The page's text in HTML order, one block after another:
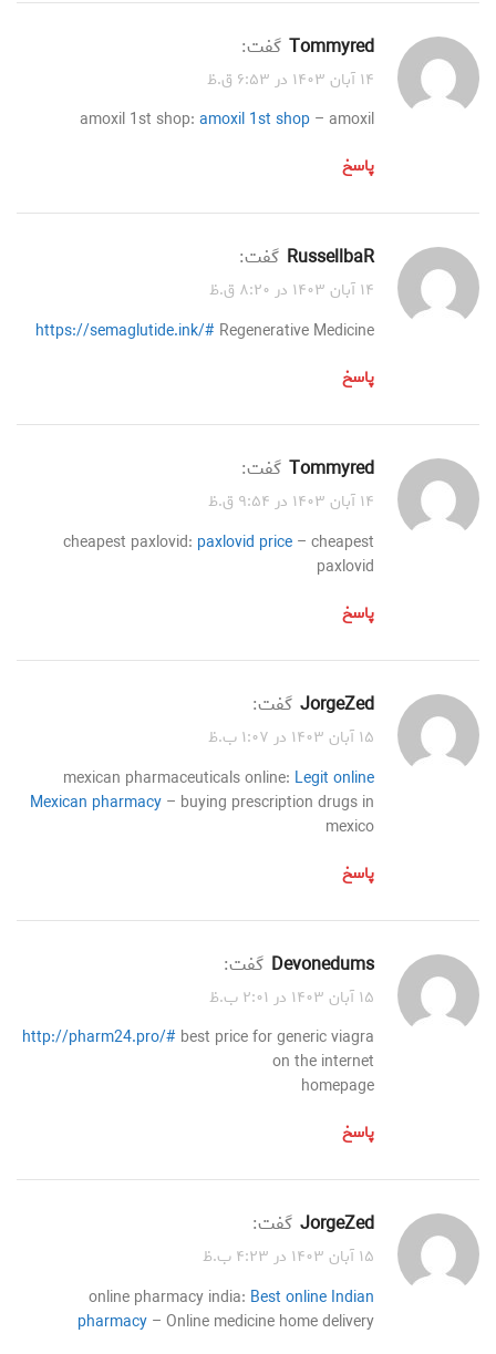
Tommyred گفت:
۱۴ آبان ۱۴۰۳ در ۶:۵۳ ق.ظ
amoxil 1st shop: amoxil 1st shop – amoxil
پاسخ
RussellbaR گفت:
۱۴ آبان ۱۴۰۳ در ۸:۲۰ ق.ظ
https://semaglutide.ink/# Regenerative Medicine
پاسخ
Tommyred گفت:
۱۴ آبان ۱۴۰۳ در ۹:۵۴ ق.ظ
cheapest paxlovid: paxlovid price – cheapest
paxlovid
پاسخ
JorgeZed گفت:
۱۵ آبان ۱۴۰۳ در ۱:۰۷ ب.ظ
mexican pharmaceuticals online: Legit online
Mexican pharmacy – buying prescription drugs in
mexico
پاسخ
Devonedums گفت:
۱۵ آبان ۱۴۰۳ در ۲:۰۱ ب.ظ
http://pharm24.pro/# best price for generic viagra
on the internet
homepage
پاسخ
JorgeZed گفت:
۱۵ آبان ۱۴۰۳ در ۴:۲۳ ب.ظ
online pharmacy india: Best online Indian
pharmacy – Online medicine home delivery